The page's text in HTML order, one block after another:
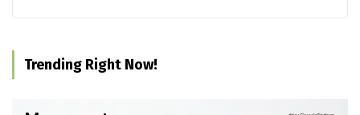
Trending Right Now!